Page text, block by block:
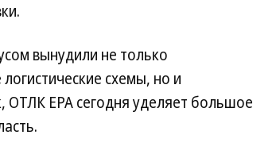
вынудили не только
схемы, но и
ОТЛК ЕРА сегодня уделяет большое